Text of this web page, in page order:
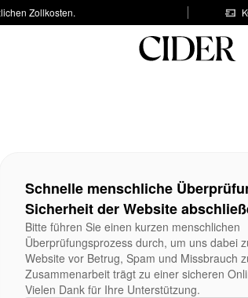
Zollkosten.
Schnelle menschliche
Sicherheit der Website
Bitte führen Sie einen kurzen menschlichen
Überprüfungsprozess durch, um uns dabei
Website vor Betrug, Spam und Missbrauch
Zusammenarbeit trägt zu einer sicheren
Vielen Dank für Ihre Unterstützung.